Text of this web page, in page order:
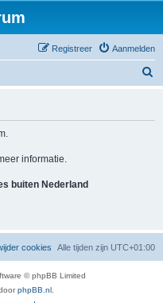
Aanmelden
Registreer
informatie.
buiten Nederland
Alle tijden zijn UTC+01:00
cookies
© phpBB Limited
phpBB.nl